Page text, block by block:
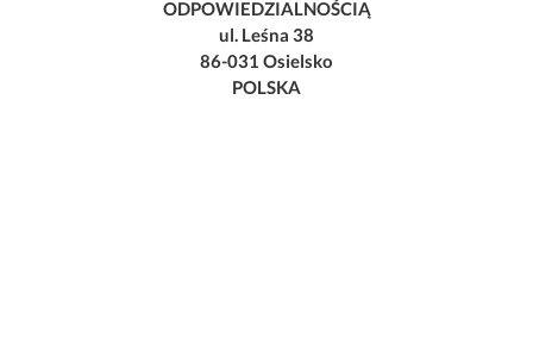
ODPOWIEDZIALNOŚCIĄ
ul. Leśna 38
86-031 Osielsko
POLSKA